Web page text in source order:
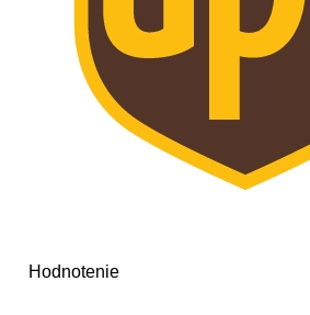
Hodnotenie